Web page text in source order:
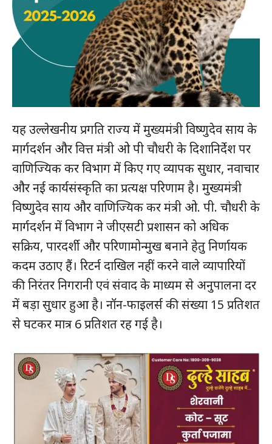
यह उल्लेखनीय प्रगति राज्य में मुख्यमंत्री विष्णुदेव साय के
मार्गदर्शन और वित्त मंत्री ओ पी चौधरी के दिशानिर्देश पर
वाणिज्यिक कर विभाग में किए गए व्यापक सुधार, नवाचार
और नई कार्यसंस्कृति का प्रत्यक्ष परिणाम है। मुख्यमंत्री
विष्णुदेव साय और वाणिज्यिक कर मंत्री ओ. पी. चौधरी के
मार्गदर्शन में विभाग ने जीएसटी प्रशासन को अधिक
सक्रिय, पारदर्शी और परिणामोन्मुख बनाने हेतु निर्णायक
कदम उठाए हैं। रिटर्न दाखिल नहीं करने वाले व्यापारियों
की निरंतर निगरानी एवं संवाद के माध्यम से अनुपालना दर
में बड़ा सुधार हुआ है। नॉन-फाइलर्स की संख्या 15 प्रतिशत
से घटकर मात्र 6 प्रतिशत रह गई है।